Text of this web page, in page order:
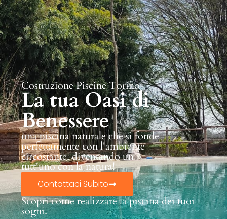
Costruzione Piscine Torino
La tua Oasi di
Benessere
una piscina naturale che si fonde
perfettamente con l'ambiente
circostante, diventando un
tutt'uno con la natura!
Contattaci Subito
Scopri come realizzare la piscina dei tuoi
sogni.